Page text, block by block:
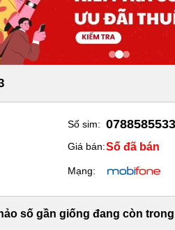
Số sim: 0788585533
Giá bán:Số đã bán
Mạng:
số gần giống đang còn